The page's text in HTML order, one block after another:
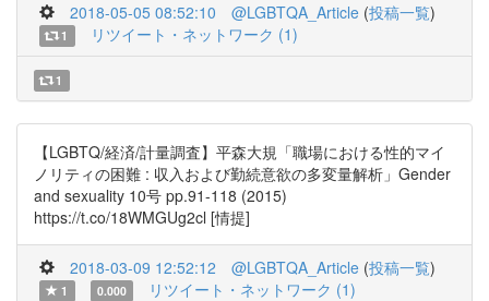
2018-05-05 08:52:10 @LGBTQA_Article (投稿一覧)
1 リツイート・ネットワーク (1)
1
【LGBTQ/経済/計量調査】平森大規「職場における性的マイ
ノリティの困難 : 収入および勤続意欲の多変量解析」Gender
and sexuality 10号 pp.91-118 (2015)
https://t.co/18WMGUg2cl [情提]
2018-03-09 12:52:12 @LGBTQA_Article (投稿一覧)
1 0.000 リツイート・ネットワーク (1)